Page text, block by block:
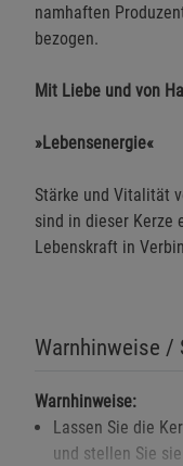
namhaften
bezogen.
Mit Liebe und von
»Lebensenergie«
Stärke und Vitalität
sind in dieser Kerze
Lebenskraft in
Warnhinweise
Warnhinweise:
Lassen Sie die
und stellen Sie